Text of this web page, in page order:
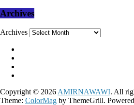
Archives
Archives
Copyright © 2026 AMIRNAWAWI. All
Theme: ColorMag by ThemeGrill.